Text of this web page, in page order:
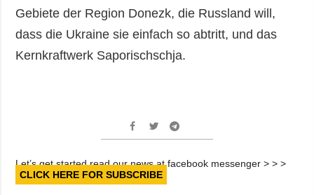
Gebiete der Region Donezk, die Russland will,
dass die Ukraine sie einfach so abtritt, und das
Kernkraftwerk Saporischschja.
Let’s get started read our news at facebook messenger > > >
CLICK HERE FOR SUBSCRIBE